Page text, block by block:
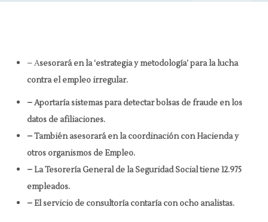
– Asesorará en la ‘estrategia y metodología’ para la lucha
contra el empleo irregular.
– Aportaría sistemas para detectar bolsas de fraude en los
datos de afiliaciones.
– También asesorará en la coordinación con Hacienda y
otros organismos de Empleo.
– La Tesorería General de la Seguridad Social tiene 12.975
empleados.
– El servicio de consultoría contaría con ocho analistas.